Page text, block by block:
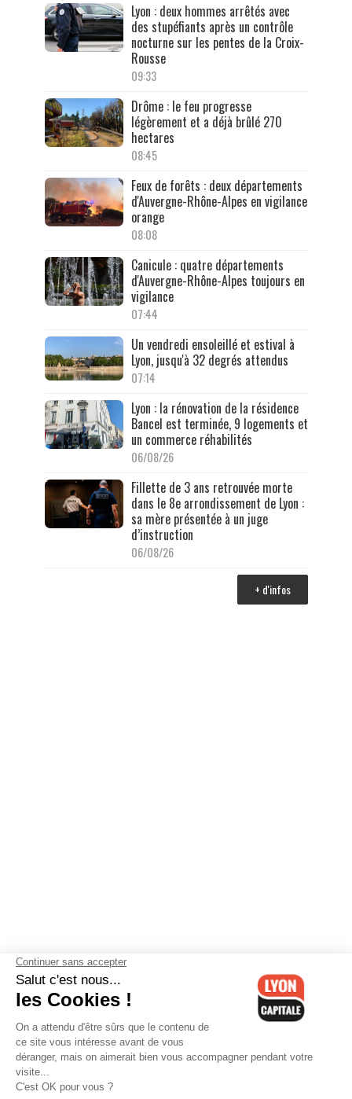
Lyon : deux hommes arrêtés avec
des stupéfiants après un contrôle
nocturne sur les pentes de la Croix-
Rousse
09:33
Drôme : le feu progresse
légèrement et a déjà brûlé 270
hectares
08:45
Feux de forêts : deux départements
d'Auvergne-Rhône-Alpes en vigilance
orange
08:08
Canicule : quatre départements
d'Auvergne-Rhône-Alpes toujours en
vigilance
07:44
Un vendredi ensoleillé et estival à
Lyon, jusqu'à 32 degrés attendus
07:14
Lyon : la rénovation de la résidence
Bancel est terminée, 9 logements et
un commerce réhabilités
06/08/26
Fillette de 3 ans retrouvée morte
dans le 8e arrondissement de Lyon :
sa mère présentée à un juge
d’instruction
06/08/26
+ d'infos